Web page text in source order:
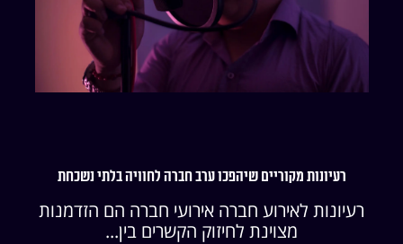
רעיונות מקוריים שיהפכו ערב חברה לחוויה בלתי נשכחת
רעיונות לאירוע חברה אירועי חברה הם הזדמנות
מצוינת לחיזוק הקשרים בין...